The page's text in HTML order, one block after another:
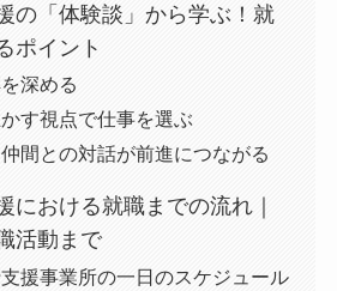
の「体験談」から学ぶ！就
ポイント
深める
す視点で仕事を選ぶ
間との対話が前進につながる
における就職までの流れ｜
活動まで
援事業所の一日のスケジュール